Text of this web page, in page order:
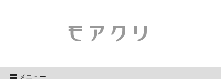
モアクリ
メニュー